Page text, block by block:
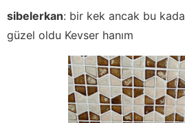
sibelerkan: bir kek ancak bu
güzel oldu Kevser hanım